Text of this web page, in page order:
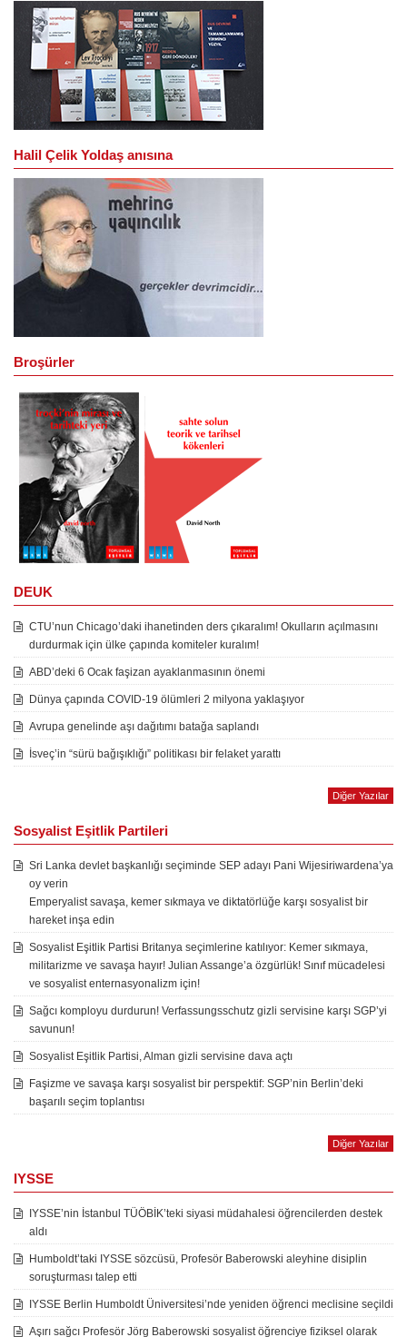
Halil Çelik Yoldaş anısına
Broşürler
DEUK
CTU’nun Chicago’daki ihanetinden ders çıkaralım! Okulların açılmasını
durdurmak için ülke çapında komiteler kuralım!
ABD’deki 6 Ocak faşizan ayaklanmasının önemi
Dünya çapında COVID-19 ölümleri 2 milyona yaklaşıyor
Avrupa genelinde aşı dağıtımı batağa saplandı
İsveç’in “sürü bağışıklığı” politikası bir felaket yarattı
Diğer Yazılar
Sosyalist Eşitlik Partileri
Sri Lanka devlet başkanlığı seçiminde SEP adayı Pani Wijesiriwardena’ya
oy verin
Emperyalist savaşa, kemer sıkmaya ve diktatörlüğe karşı sosyalist bir
hareket inşa edin
Sosyalist Eşitlik Partisi Britanya seçimlerine katılıyor: Kemer sıkmaya,
militarizme ve savaşa hayır! Julian Assange’a özgürlük! Sınıf mücadelesi
ve sosyalist enternasyonalizm için!
Sağcı komployu durdurun! Verfassungsschutz gizli servisine karşı SGP’yi
savunun!
Sosyalist Eşitlik Partisi, Alman gizli servisine dava açtı
Faşizme ve savaşa karşı sosyalist bir perspektif: SGP’nin Berlin’deki
başarılı seçim toplantısı
Diğer Yazılar
IYSSE
IYSSE’nin İstanbul TÜÖBİK’teki siyasi müdahalesi öğrencilerden destek
aldı
Humboldt’taki IYSSE sözcüsü, Profesör Baberowski aleyhine disiplin
soruşturması talep etti
IYSSE Berlin Humboldt Üniversitesi’nde yeniden öğrenci meclisine seçildi
Aşırı sağcı Profesör Jörg Baberowski sosyalist öğrenciye fiziksel olarak